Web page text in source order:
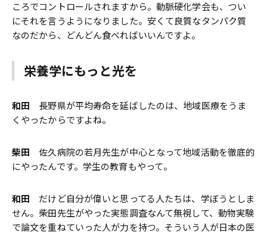
ころでコントロールされますから。動脈硬化学会も、つい
にそれを言うようになりました。安くて良質なタンパク質
なのだから、どんどん食べればいいんですよ。
栄養学にもっと光を
和田 長野県が平均寿命を延ばしたのは、地域医療をうま
くやったからですよね。
柴田 佐久病院の若月先生が中心となって地域活動を徹底的
にやったんです。学生の教育もやって。
和田 だけど自分が偉いと思ってる人たちは、学ぼうとしま
せん。柴田先生がやった実態調査なんて無視して、動物実験
で論文を重ねていった人が力を持つ。そういう人が日本の医